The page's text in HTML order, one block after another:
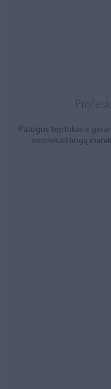
Patogus teptukas ir
nepriekaištingą